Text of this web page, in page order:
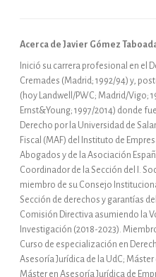
Acerca de Javier Gómez
Inició su carrera profesional en el
Cremades (Madrid; 1992/94) y,
(hoy Landwell/PWC; Madrid/Vigo;
Ernst&Young; 1997/2014) donde
Derecho por la Universidad de
Fiscal (MAF) del Instituto de
Abogados y de la Asociación
Coordinador de la Sección del I.
miembro de su Consejo
Sección de derechos y garantías
Comisión Directiva asumiendo la
Investigación (2018-2023).
Curso de especialización en
Asesoría Jurídica de la UdC;
Máster en Asesoría Jurídica de